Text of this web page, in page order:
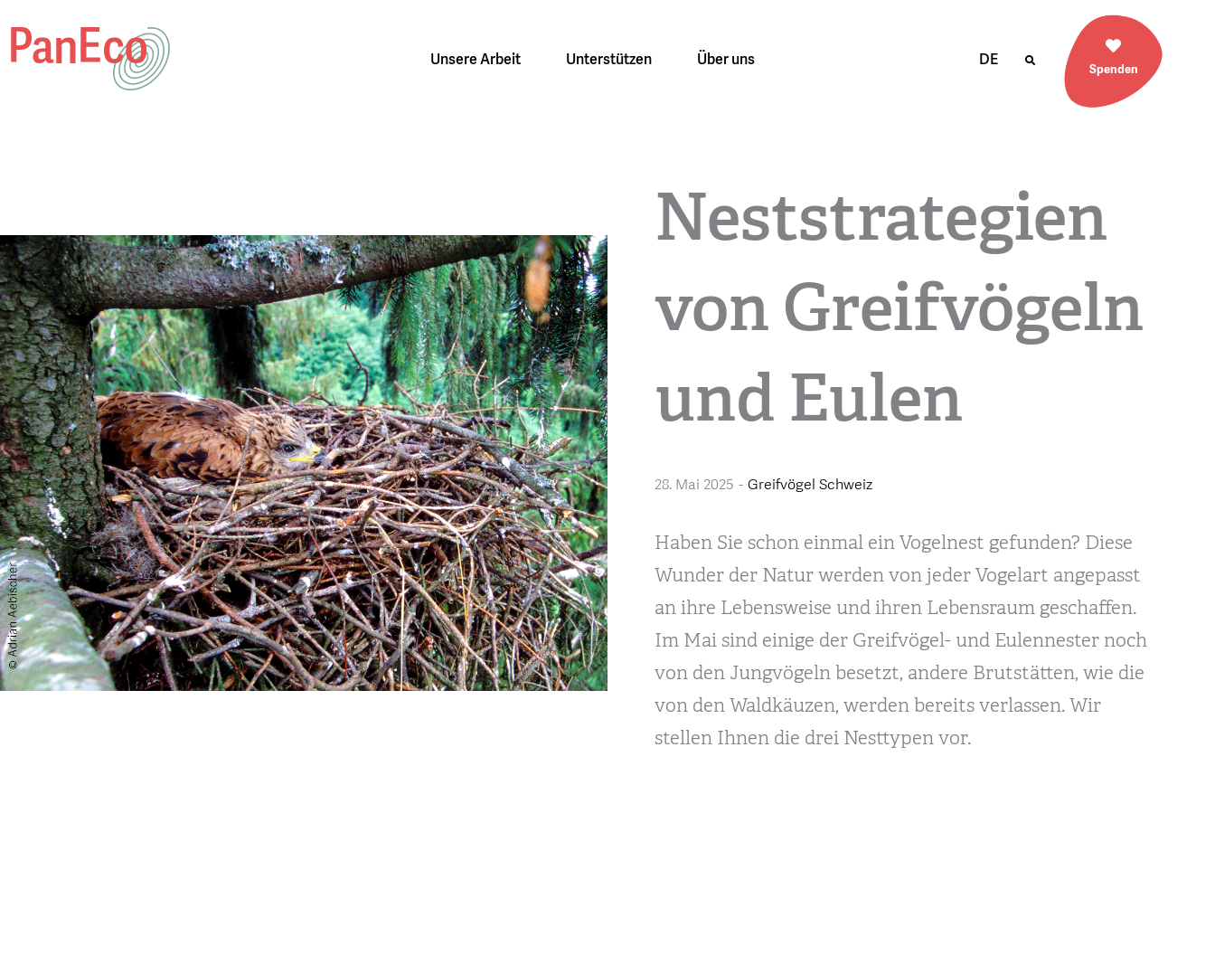
Unsere Arbeit Unterstützen Über uns DE
Spenden
Neststrategien
von Greifvögeln
und Eulen
28. Mai 2025 - Greifvögel Schweiz
Haben Sie schon einmal ein Vogelnest gefunden? Diese
Wunder der Natur werden von jeder Vogelart angepasst
an ihre Lebensweise und ihren Lebensraum geschaffen.
Im Mai sind einige der Greifvögel- und Eulennester noch
von den Jungvögeln besetzt, andere Brutstätten, wie die
von den Waldkäuzen, werden bereits verlassen. Wir
stellen Ihnen die drei Nesttypen vor.